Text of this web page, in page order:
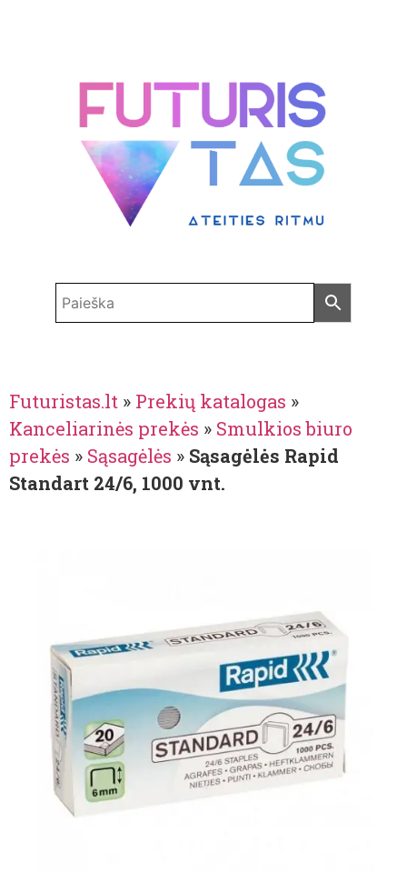
Futuristas.lt » Prekių katalogas »
Kanceliarinės prekės » Smulkios biuro
prekės » Sąsagėlės » Sąsagėlės Rapid
Standart 24/6, 1000 vnt.